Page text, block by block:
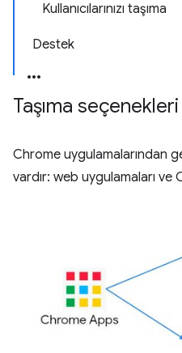
Kullanıcılarınızı taşıma
Destek
Taşıma seçenekleri
Chrome uygulamalarından
vardır: web uygulamaları ve